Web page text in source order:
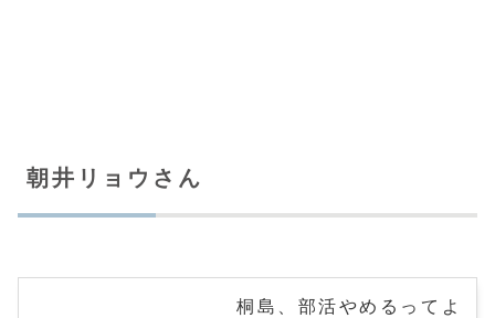
朝井リョウさん
桐島、部活やめるってよ